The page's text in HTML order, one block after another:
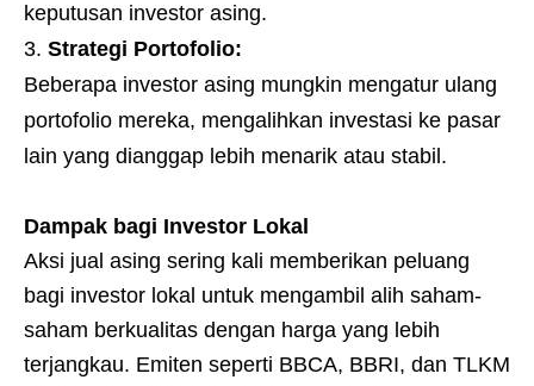
keputusan investor asing.
Strategi Portofolio:
Beberapa investor asing mungkin mengatur ulang
portofolio mereka, mengalihkan investasi ke pasar
lain yang dianggap lebih menarik atau stabil.
Dampak bagi Investor Lokal
Aksi jual asing sering kali memberikan peluang
bagi investor lokal untuk mengambil alih saham-
saham berkualitas dengan harga yang lebih
terjangkau. Emiten seperti BBCA, BBRI, dan TLKM